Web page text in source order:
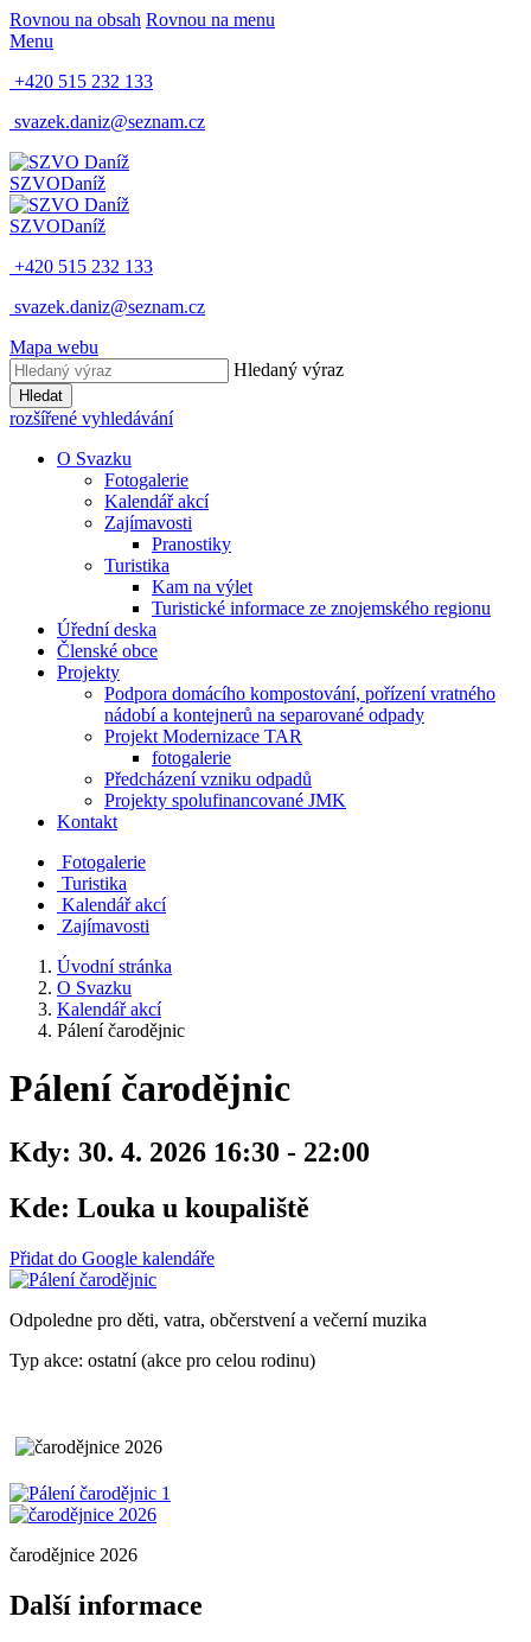
Rovnou na obsah Rovnou na menu
Menu
+420 515 232 133
svazek.daniz@seznam.cz
SZVODaníž
SZVODaníž
+420 515 232 133
svazek.daniz@seznam.cz
Mapa webu
Hledaný výraz
Hledat
rozšířené vyhledávání
O Svazku
Fotogalerie
Kalendář akcí
Zajímavosti
Pranostiky
Turistika
Kam na výlet
Turistické informace ze znojemského regionu
Úřední deska
Členské obce
Projekty
Podpora domácího kompostování, pořízení vratného
nádobí a kontejnerů na separované odpady
Projekt Modernizace TAR
fotogalerie
Předcházení vzniku odpadů
Projekty spolufinancované JMK
Kontakt
Fotogalerie
Turistika
Kalendář akcí
Zajímavosti
Úvodní stránka
O Svazku
Kalendář akcí
Pálení čarodějnic
Pálení čarodějnic
Kdy: 30. 4. 2026 16:30 - 22:00
Kde: Louka u koupaliště
Přidat do Google kalendáře
Odpoledne pro děti, vatra, občerstvení a večerní muzika
Typ akce: ostatní (akce pro celou rodinu)
čarodějnice 2026
Další informace